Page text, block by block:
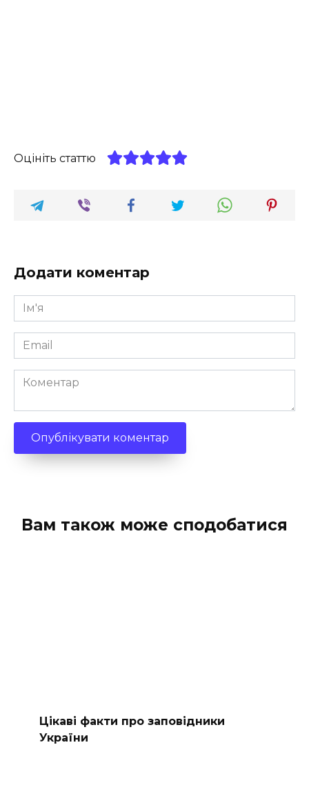
Оцініть статтю
Додати коментар
Ім'я
*
Email
*
Коментар
Вам також може сподобатися
Цікаві факти про заповідники
України